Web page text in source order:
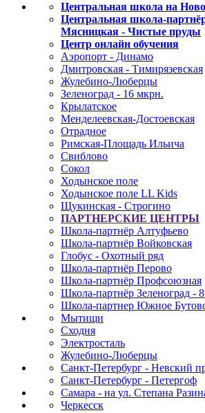
Центральная школа на
Центральная школа-
Мясницкая - Чистые пруды
Центр онлайн обучения
Аэропорт - Динамо
Дмитровская - Тимирязевская
Жулебино-Люберцы
Зеленоград - 16 мкрн.
Крылатское
Менделеевская-Достоевская
Отрадное
Римская-Площадь Ильича
Свиблово
Сокол
Ходынское поле
Ходынское поле LL Kids
Щукинская - Строгино
ПАРТНЕРСКИЕ ЦЕНТРЫ
Школа-партнёр Алтуфьево
Школа-партнёр Войковская
Глобус - Охотный ряд
Школа-партнёр Перово
Школа-партнёр Профсоюзная
Школа-партнёр Зеленоград -
Школа-партнер Южное
Мытищи
Сходня
Электросталь
Жулебино-Люберцы
Санкт-Петербург - Невский
Санкт-Петербург - Петергоф
Самара - на ул. Степана
Черкесск